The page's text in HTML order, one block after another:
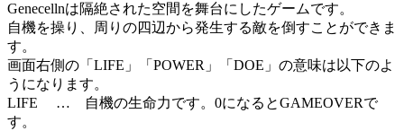
Genecellnは隔絶された空間を舞台にしたゲームです。
自機を操り、周りの四辺から発生する敵を倒すことができま
す。
画面右側の「LIFE」「POWER」「DOE」の意味は以下のよ
うになります。
LIFE … 自機の生命力です。0になるとGAMEOVERで
す。